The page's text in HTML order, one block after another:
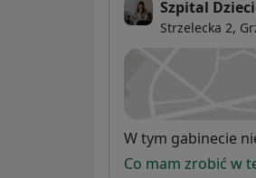
Szpital
Strzelecka 2,
Dostępność
W tym gabinecie
Co mam zrobić w